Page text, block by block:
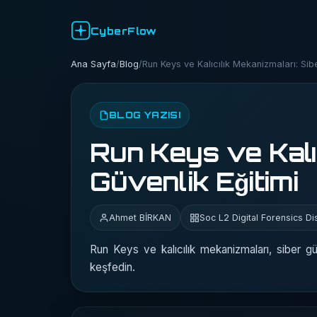
CyberFlow
Ana Sayfa/Blog/Run Keys ve Kalıcılık Mekanizmaları:
BLOG YAZISI
Run Keys ve
Güvenlik Eğitimi
Ahmet BİRKAN Soc L2 Digital Forensics
Run Keys ve kalıcılık mekanizmaları, siber
keşfedin.